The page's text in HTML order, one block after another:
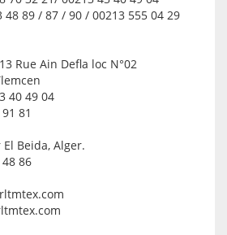
48 89 / 87 / 90 / 00213 555 04 29
13 Rue Ain Defla loc N°02
40 49 04
81
El Beida, Alger.
86